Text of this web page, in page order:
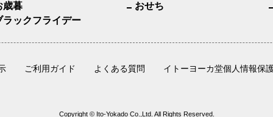
歳暮
おせち
ラックフライデー
ご利用ガイド よくある質問 イトーヨーカ堂個人情報保
Copyright © Ito-Yokado Co.,Ltd. All Rights Reserved.